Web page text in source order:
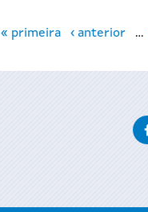
« primeira ‹ anterior …